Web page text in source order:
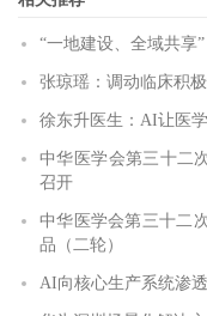
“一地建设、全域共享
张琼瑶：调动临床积
徐东升医生：AI让医
中华医学会第三十二
召开
中华医学会第三十二
品（二轮）
AI向核心生产系统渗